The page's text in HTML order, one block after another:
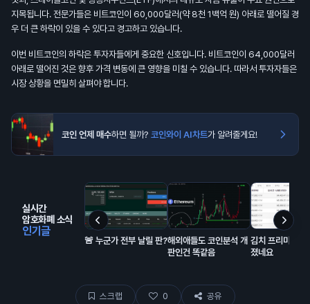
지목됩니다. 전문가들은 비트코인이 60,000달러(약 8천 1백억 원) 아래로 떨어질 경
우 더 큰 하락이 있을 수 있다고 경고하고 있습니다.
이번 비트코인의 하락은 투자자들에게 중요한 신호입니다. 비트코인이 64,000달러
아래로 떨어진 것은 향후 가격 변동에 큰 영향을 미칠 수 있습니다. 따라서 투자자들은
시장 상황을 면밀히 살펴야 합니다.
코인 언제 매수하면 될까? 코인와이 AI차트가 알려줄게요!
실시간
암호화폐 소식
인기글
🚨 누군가 전부 날릴 판?해외애들도 코인분석 개
판인건 똑같음
김치 프리미엄
졌네요
스크랩 0 공유